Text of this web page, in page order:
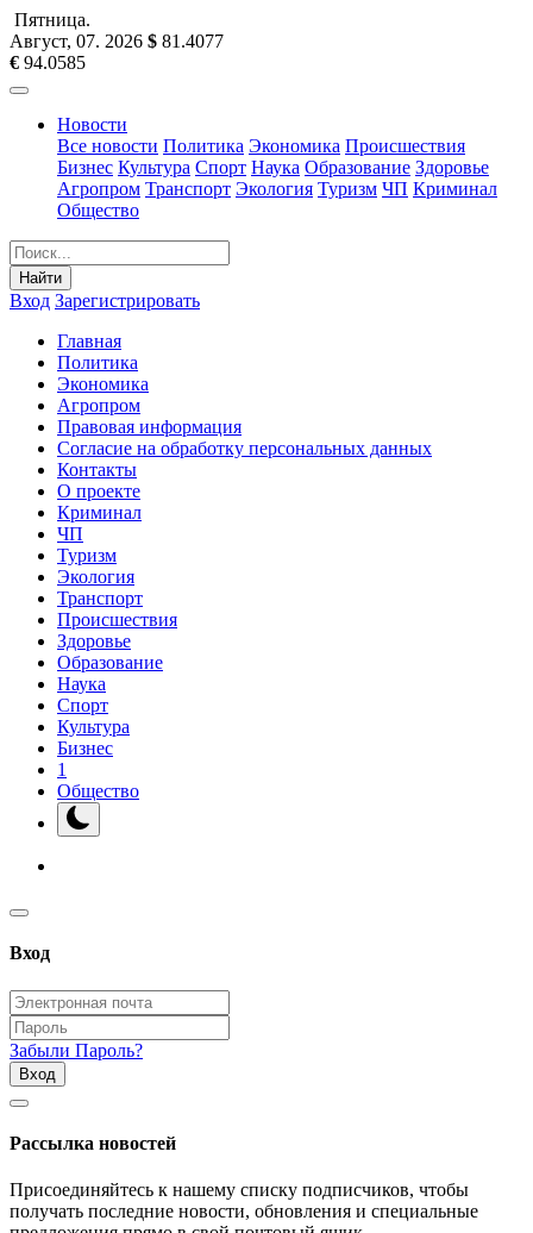
Пятница.
Август, 07. 2026 $ 81.4077
€ 94.0585
Новости
Все новости Политика Экономика Происшествия
Бизнес Культура Спорт Наука Образование Здоровье
Агропром Транспорт Экология Туризм ЧП Криминал
Общество
Найти
Вход Зарегистрировать
Главная
Политика
Экономика
Агропром
Правовая информация
Согласие на обработку персональных данных
Контакты
О проекте
Криминал
ЧП
Туризм
Экология
Транспорт
Происшествия
Здоровье
Образование
Наука
Спорт
Культура
Бизнес
1
Общество
Вход
Забыли Пароль?
Вход
Рассылка новостей
Присоединяйтесь к нашему списку подписчиков, чтобы
получать последние новости, обновления и специальные